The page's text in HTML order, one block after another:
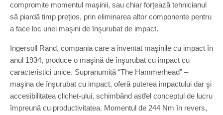
compromite momentul maşinii, sau chiar forțează tehnicianul
să piardă timp prețios, prin eliminarea altor componente pentru
a face loc unei maşini de înşurubat de impact.
Ingersoll Rand, compania care a inventat maşinile cu impact în
anul 1934, produce o maşină de înşurubat cu impact cu
caracteristici unice. Supranumită “The Hammerhead” –
maşina de înşurubat cu impact, oferă puterea impactului dar şi
accesibilitatea clichet-ului, schimbând astfel conceptul de lucru
împreună cu productivitatea. Momentul de 244 Nm în revers,